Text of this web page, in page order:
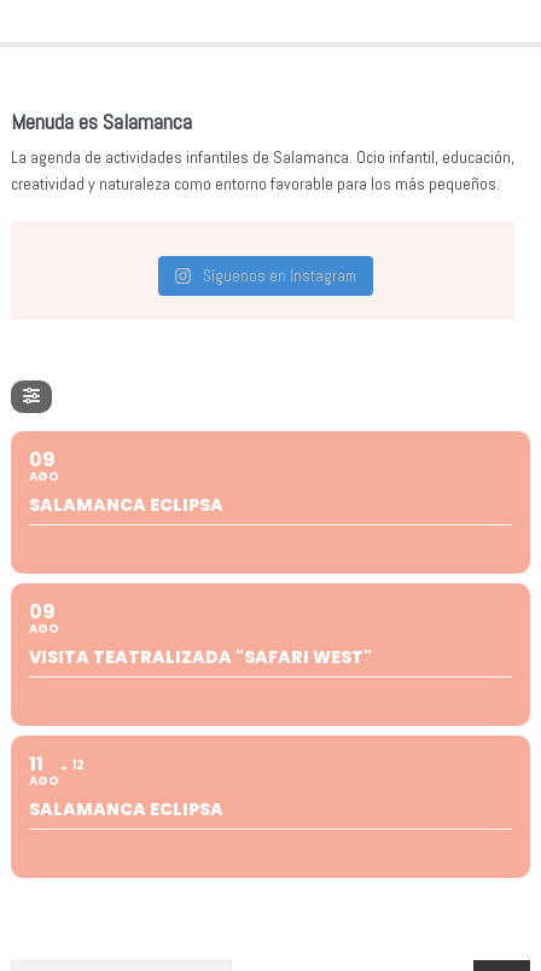
Menuda es Salamanca
La agenda de actividades infantiles de Salamanca. Ocio infantil, educación,
creatividad y naturaleza como entorno favorable para los más pequeños.
Síguenos en Instagram
09
AGO
SALAMANCA ECLIPSA
09
AGO
VISITA TEATRALIZADA "SAFARI WEST"
11
AGO
12
SALAMANCA ECLIPSA